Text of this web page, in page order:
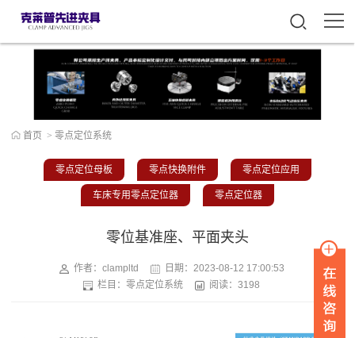
首页 > 零点定位系统
零点定位母板 零点快换附件 零点定位应用
车床专用零点定位器 零点定位器
零位基准座、平面夹头
作者：clampltd 日期： 2023-08-12 17:00:53
栏目： 零点定位系统 阅读：3198